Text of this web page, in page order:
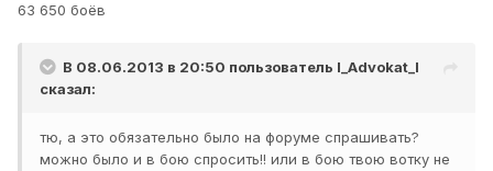
63 650 боёв
В 08.06.2013 в 20:50 пользователь l_Advokat_l
сказал:
тю, а это обязательно было на форуме спрашивать?
можно было и в бою спросить!! или в бою твою вотку не